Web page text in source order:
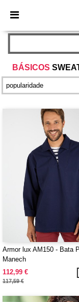
× App
Melhores
BÁSICOS
Armor lux AM150 - Bata
Manech
112,99 €
117,59 €